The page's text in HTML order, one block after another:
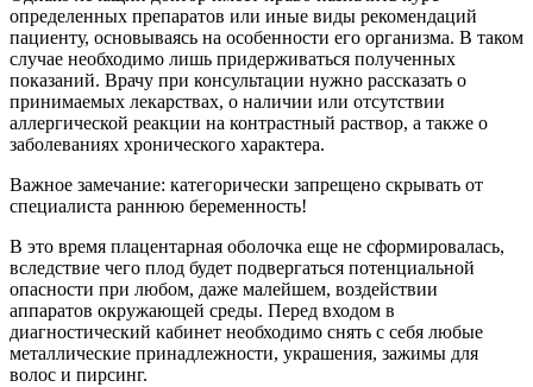
определенных препаратов или иные виды рекомендаций
пациенту, основываясь на особенности его организма. В таком
случае необходимо лишь придерживаться полученных
показаний. Врачу при консультации нужно рассказать о
принимаемых лекарствах, о наличии или отсутствии
аллергической реакции на контрастный раствор, а также о
заболеваниях хронического характера.
Важное замечание: категорически запрещено скрывать от
специалиста раннюю беременность!
В это время плацентарная оболочка еще не сформировалась,
вследствие чего плод будет подвергаться потенциальной
опасности при любом, даже малейшем, воздействии
аппаратов окружающей среды. Перед входом в
диагностический кабинет необходимо снять с себя любые
металлические принадлежности, украшения, зажимы для
волос и пирсинг.